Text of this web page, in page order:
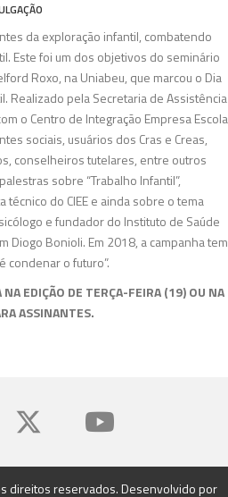
da exploração infantil, combatendo
Este foi um dos objetivos do seminário
Roxo, na Uniabeu, que marcou o Dia
Realizado pela Secretaria de Assistência
o Centro de Integração Empresa Escola
sociais, usuários dos Cras e Creas,
conselheiros tutelares, entre outros
sobre “Trabalho Infantil”,
técnico do CIEE e ainda sobre o tema
e fundador do Instituto de Saúde
Diogo Bonioli. Em 2018, a campanha tem
condenar o futuro”.
EDIÇÃO DE TERÇA-FEIRA (19) OU NA
ASSINANTES.
direitos reservados. Desenvolvido por